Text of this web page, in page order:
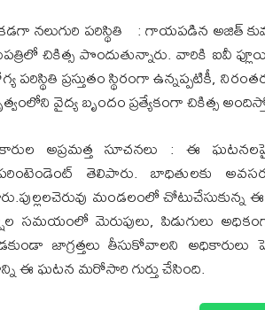
నలుగురి పరిస్థితి : గాయపడిన అజిత్
చికిత్స పొందుతున్నారు. వారికి ఐవీ
పరిస్థితి ప్రస్తుతం స్థిరంగా ఉన్నప్పటికీ,
వైద్య బృందం ప్రత్యేకంగా చికిత్స
అప్రమత్త సూచనలు : ఈ
తెలిపారు. బాధితులకు
మండలంలో
సమయంలో మెరుపులు, పిడుగులు
జాగ్రత్తలు తీసుకోవాలని అధికారులు
ఈ ఘటన మరోసారి గుర్తు చేసింది.